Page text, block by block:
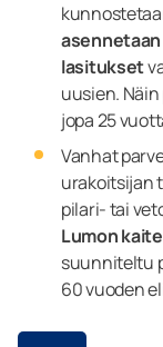
lasitukset
uusien.
jopa 25
Vanhat
urakoitsijan
pilari- tai
Lumon
suunniteltu
60 vuoden